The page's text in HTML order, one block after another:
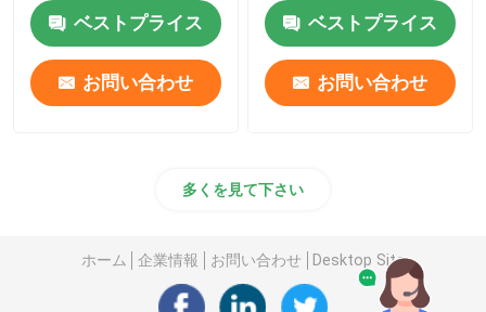
ベストプライス
お問い合わせ
ベストプライス
お問い合わせ
多くを見て下さい
ホーム 企業情報 お問い合わせ Desktop Site